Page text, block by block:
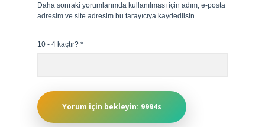
Daha sonraki yorumlarımda kullanılması için adım, e-posta
adresim ve site adresim bu tarayıcıya kaydedilsin.
10 - 4 kaçtır? *